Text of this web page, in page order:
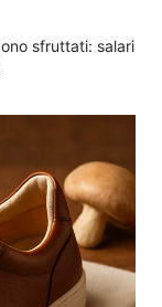
sfruttati: salari